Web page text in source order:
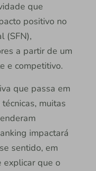
que
positivo no
(SFN),
a partir de um
e competitivo.
que passa em
muitas
impactará
sentido, em
explicar que o